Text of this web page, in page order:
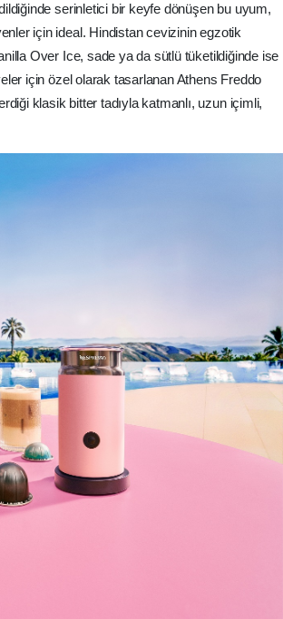
serinletici bir keyfe dönüşen bu uyum,
için ideal. Hindistan cevizinin egzotik
Over Ice, sade ya da sütlü tüketildiğinde ise
için özel olarak tasarlanan Athens Freddo
klasik bitter tadıyla katmanlı, uzun içimli,